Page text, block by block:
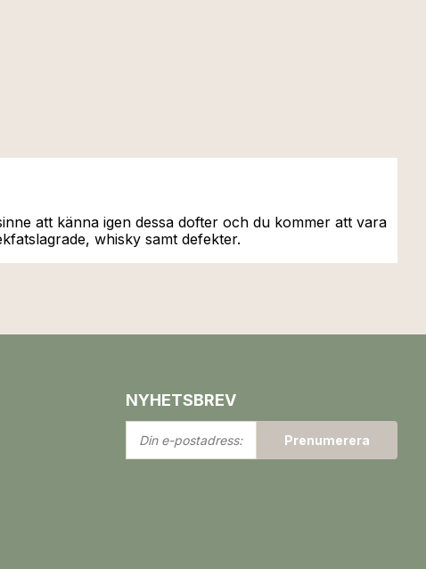
att känna igen dessa dofter och du kommer att vara
whisky samt defekter.
NYHETSBREV
Din
e-
Prenumerera